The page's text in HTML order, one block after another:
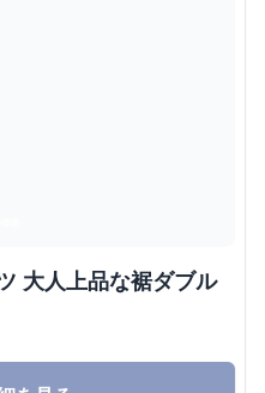
大人上品な裾ダブル